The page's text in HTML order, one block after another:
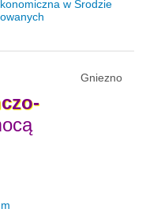
w Środzie
Gniezno